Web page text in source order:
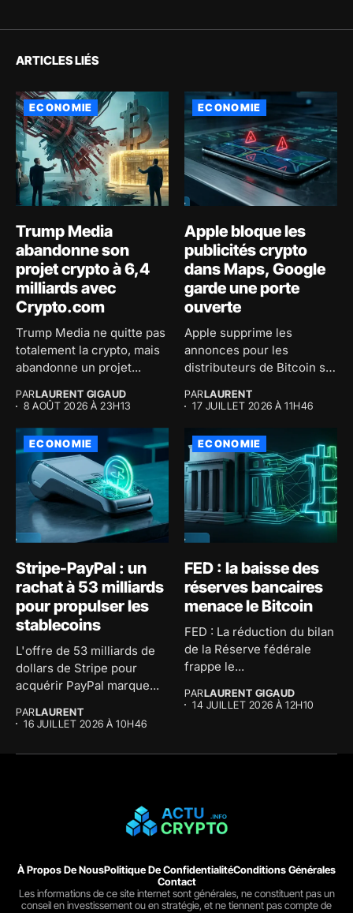
ARTICLES LIÉS
ECONOMIE
Trump Media
abandonne son
projet crypto à 6,4
milliards avec
Crypto.com
Trump Media ne quitte pas
totalement la crypto, mais
abandonne un projet...
PARLAURENT GIGAUD
8 AOÛT 2026 À 23H13
ECONOMIE
Apple bloque les
publicités crypto
dans Maps, Google
garde une porte
ouverte
Apple supprime les
annonces pour les
distributeurs de Bitcoin sur
PARLAURENT
17 JUILLET 2026 À 11H46
ECONOMIE
Stripe-PayPal : un
rachat à 53 milliards
pour propulser les
stablecoins
L'offre de 53 milliards de
dollars de Stripe pour
acquérir PayPal marque...
PARLAURENT
16 JUILLET 2026 À 10H46
ECONOMIE
FED : la baisse des
réserves bancaires
menace le Bitcoin
FED : La réduction du bilan
de la Réserve fédérale
frappe le...
PARLAURENT GIGAUD
14 JUILLET 2026 À 12H10
À Propos De NousPolitique De ConfidentialitéConditions Générales
Contact
Les informations de ce site internet sont générales, ne constituent pas un
conseil en investissement ou en stratégie, et ne tiennent pas compte de